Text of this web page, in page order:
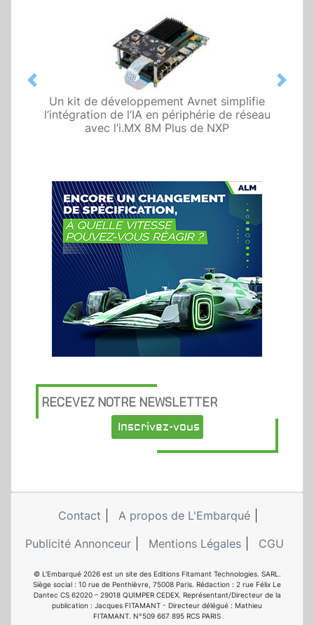
Un kit de développement Avnet simplifie
l’intégration de l’IA en périphérie de réseau
avec l’i.MX 8M Plus de NXP
Previous Next
RECEVEZ NOTRE NEWSLETTER
Inscrivez-vous
Contact
A propos de L'Embarqué
Publicité Annonceur
Mentions Légales CGU
© L'Embarqué 2026 est un site des Editions Fitamant Technologies. SARL.
Siège social : 10 rue de Penthièvre, 75008 Paris. Rédaction : 2 rue Félix Le
Dantec CS 62020 – 29018 QUIMPER CEDEX. Représentant/Directeur de la
publication : Jacques FITAMANT - Directeur délégué : Mathieu
FITAMANT. N°509 667 895 RCS PARIS